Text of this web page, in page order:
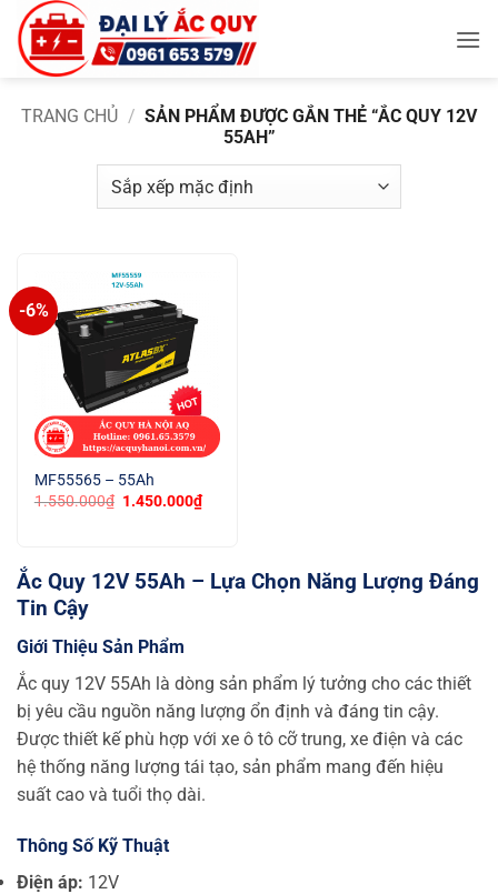
qua
TRANG CHỦ / SẢN PHẨM ĐƯỢC GẮN THẺ “ẮC QUY 12V
55AH”
-6%
MF55565 – 55Ah
1.550.000₫ Giá
1.450.000₫Giá
hiện
Ắc Quy 12V 55Ah – Lựa Chọn Năng Lượng Đáng
Tin Cậy
Giới Thiệu Sản Phẩm
Ắc quy 12V 55Ah là dòng sản phẩm lý tưởng cho các thiết
bị yêu cầu nguồn năng lượng ổn định và đáng tin cậy.
Được thiết kế phù hợp với xe ô tô cỡ trung, xe điện và các
hệ thống năng lượng tái tạo, sản phẩm mang đến hiệu
suất cao và tuổi thọ dài.
Thông Số Kỹ Thuật
Điện áp: 12V